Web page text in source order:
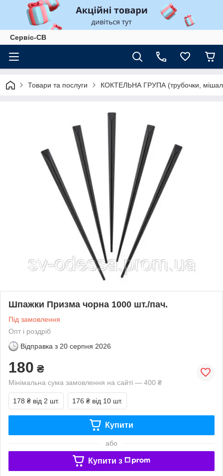
Сервіс-СВ
Товари та послуги КОКТЕЛЬНА ГРУПА (трубочки,
Шпажки Призма чорна 1000 шт./пач.
Під замовлення
Опт і роздріб
Відправка з 20 серпня 2026
180 ₴
Мінімальна сума замовлення на сайті — 400 ₴
178 ₴ від 2 шт. 176 ₴ від 10 шт.
Купити
або
Купити з